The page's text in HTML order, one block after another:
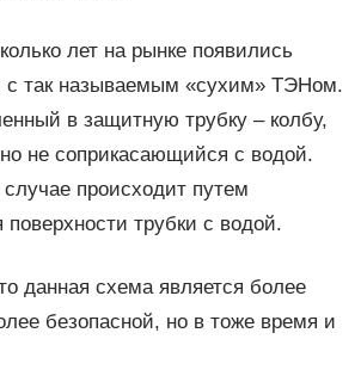
лет на рынке появились
с так называемым «сухим» ТЭНом.
в защитную трубку – колбу,
не соприкасающийся с водой.
происходит путем
поверхности трубки с водой.
данная схема является более
безопасной, но в тоже время и